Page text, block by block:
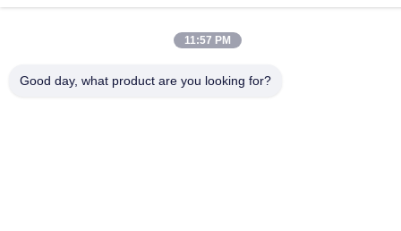
11:57 PM
Good day, what product are you looking for?